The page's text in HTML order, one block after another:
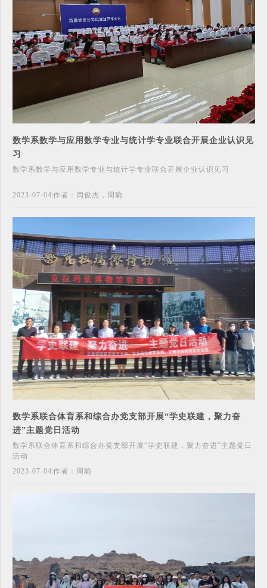
数学系数学与应用数学专业与统计学专业联合开展企业认识见
习
数学系数学与应用数学专业与统计学专业联合开展企业认识见习
2023-07-04 作者：闫俊杰，周瑜
数学系联合体育系和综合办党支部开展“学史联建，聚力奋
进”主题党日活动
数学系联合体育系和综合办党支部开展“学史联建，聚力奋进”主题党日
活动
2023-07-04 作者：周瑜